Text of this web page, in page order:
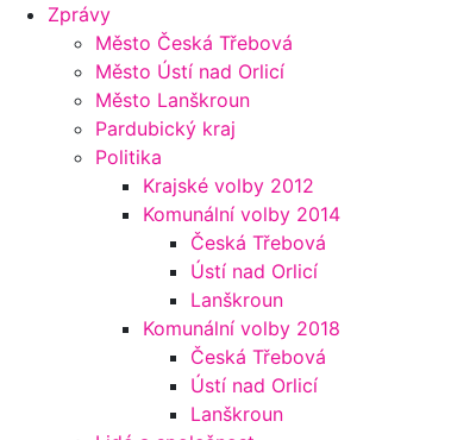
Zprávy
Město Česká Třebová
Město Ústí nad Orlicí
Město Lanškroun
Pardubický kraj
Politika
Krajské volby 2012
Komunální volby 2014
Česká Třebová
Ústí nad Orlicí
Lanškroun
Komunální volby 2018
Česká Třebová
Ústí nad Orlicí
Lanškroun